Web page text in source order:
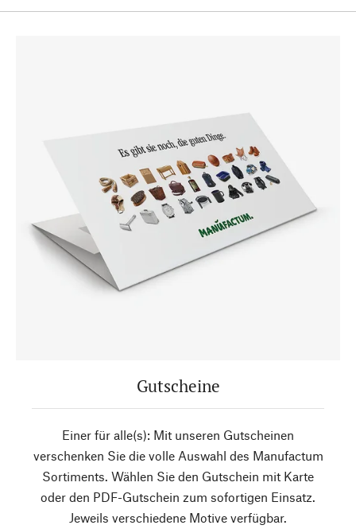
Gutscheine
Einer für alle(s): Mit unseren Gutscheinen
verschenken Sie die volle Auswahl des Manufactum
Sortiments. Wählen Sie den Gutschein mit Karte
oder den PDF-Gutschein zum sofortigen Einsatz.
Jeweils verschiedene Motive verfügbar.